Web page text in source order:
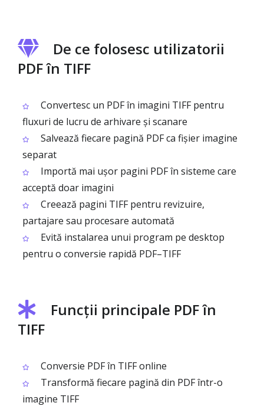
De ce folosesc utilizatorii
PDF în TIFF
Convertesc un PDF în imagini TIFF pentru
fluxuri de lucru de arhivare și scanare
Salvează fiecare pagină PDF ca fișier imagine
separat
Importă mai ușor pagini PDF în sisteme care
acceptă doar imagini
Creează pagini TIFF pentru revizuire,
partajare sau procesare automată
Evită instalarea unui program pe desktop
pentru o conversie rapidă PDF–TIFF
Funcții principale PDF în
TIFF
Conversie PDF în TIFF online
Transformă fiecare pagină din PDF într-o
imagine TIFF